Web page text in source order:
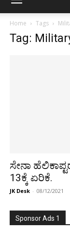
Home Tags
Tag:
ಸೇನಾ
13ಕ್ಕೆ ಏರಿಕೆ.
JK Desk - 08/12/2021
Sponsor Ads 1